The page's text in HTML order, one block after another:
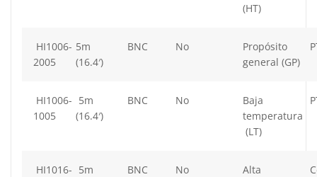
(HT)
HI1006-
2005
5m
(16.4′)
BNC No
Propósito
general (GP)
HI1006-
1005
5m
(16.4′)
BNC No
Baja
temperatura
(LT)
HI1016- 5m
BNC No
Alta